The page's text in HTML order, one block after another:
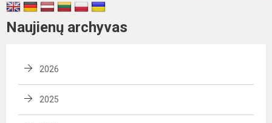
Naujienų archyvas
2026
2025